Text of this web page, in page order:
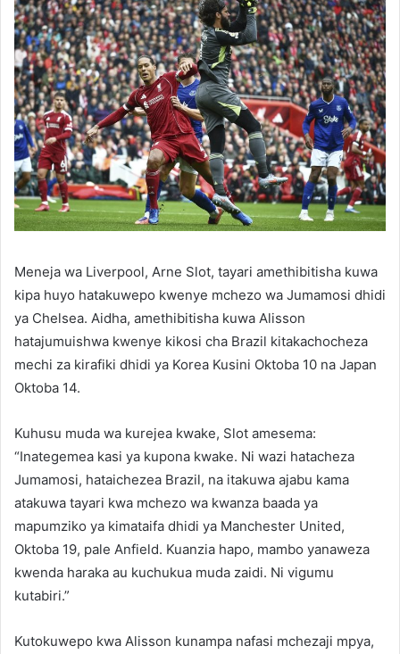
Meneja wa Liverpool, Arne Slot, tayari amethibitisha kuwa
kipa huyo hatakuwepo kwenye mchezo wa Jumamosi dhidi
ya Chelsea. Aidha, amethibitisha kuwa Alisson
hatajumuishwa kwenye kikosi cha Brazil kitakachocheza
mechi za kirafiki dhidi ya Korea Kusini Oktoba 10 na Japan
Oktoba 14.
Kuhusu muda wa kurejea kwake, Slot amesema:
“Inategemea kasi ya kupona kwake. Ni wazi hatacheza
Jumamosi, hataichezea Brazil, na itakuwa ajabu kama
atakuwa tayari kwa mchezo wa kwanza baada ya
mapumziko ya kimataifa dhidi ya Manchester United,
Oktoba 19, pale Anfield. Kuanzia hapo, mambo yanaweza
kwenda haraka au kuchukua muda zaidi. Ni vigumu
kutabiri.”
Kutokuwepo kwa Alisson kunampa nafasi mchezaji mpya,